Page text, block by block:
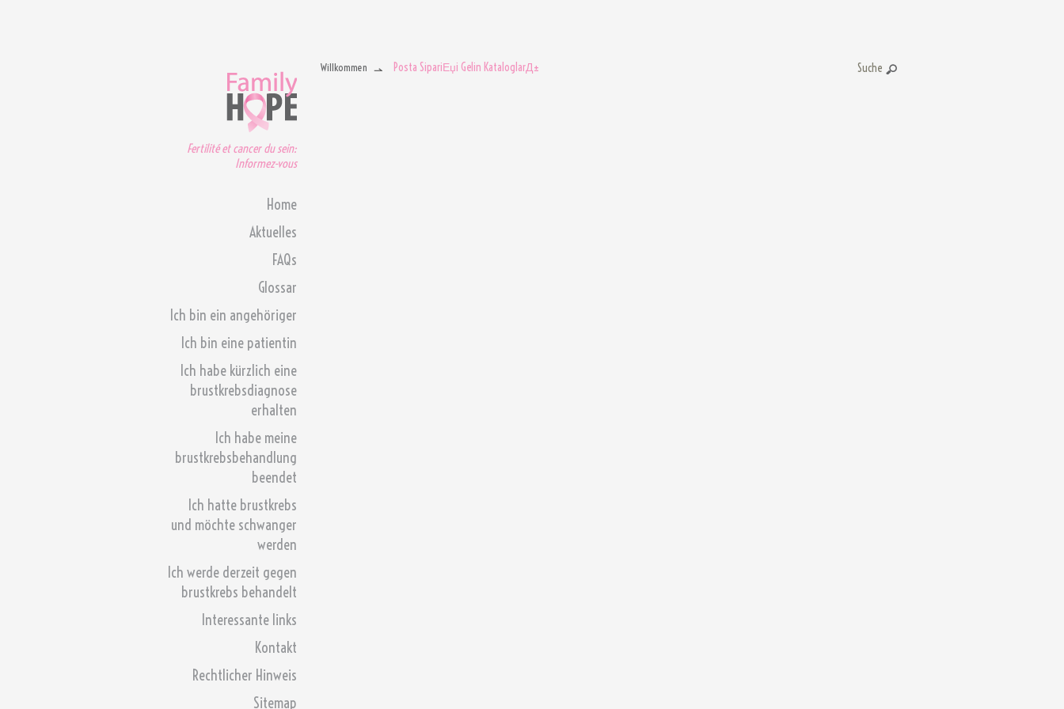
Fertilité et cancer du sein:
Informez-vous
Home
Aktuelles
FAQs
Glossar
Ich bin ein angehöriger
Ich bin eine patientin
Ich habe kürzlich eine
brustkrebsdiagnose
erhalten
Ich habe meine
brustkrebsbehandlung
beendet
Ich hatte brustkrebs
und möchte schwanger
werden
Ich werde derzeit gegen
brustkrebs behandelt
Interessante links
Kontakt
Rechtlicher Hinweis
Sitemap
Willkommen Posta SipariЕџi Gelin KataloglarД± Suche: